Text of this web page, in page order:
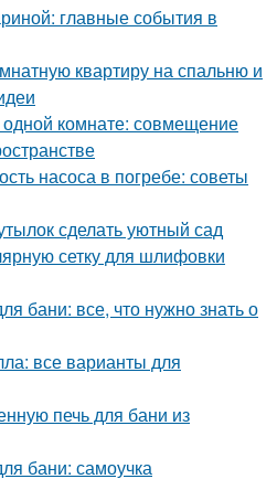
главные события в
квартиру на спальню и
комнате: совмещение
насоса в погребе: советы
сделать уютный сад
сетку для шлифовки
бани: все, что нужно знать о
все варианты для
печь для бани из
бани: самоучка